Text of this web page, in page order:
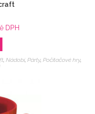
DPH
, Nádobí, Párty, Počítačové hry,